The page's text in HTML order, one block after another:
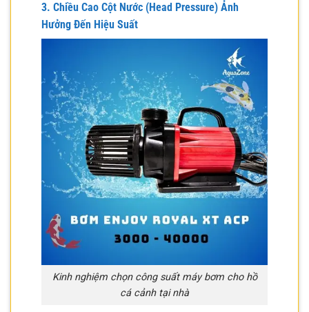
3. Chiều Cao Cột Nước (Head Pressure) Ảnh
Hưởng Đến Hiệu Suất
Kinh nghiệm chọn công suất máy bơm cho hồ
cá cảnh tại nhà